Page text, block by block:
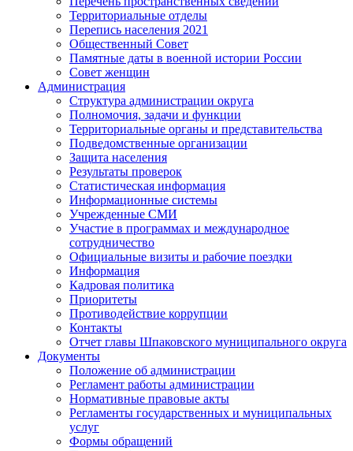
Территориальные отделы
Перепись населения 2021
Общественный Совет
Памятные даты в военной истории России
Совет женщин
Администрация
Структура администрации округа
Полномочия, задачи и функции
Территориальные органы и представительства
Подведомственные организации
Защита населения
Результаты проверок
Статистическая информация
Информационные системы
Учрежденные СМИ
Участие в программах и международное
сотрудничество
Официальные визиты и рабочие поездки
Информация
Кадровая политика
Приоритеты
Противодействие коррупции
Контакты
Отчет главы Шпаковского муниципального округа
Документы
Положение об администрации
Регламент работы администрации
Нормативные правовые акты
Регламенты государственных и муниципальных
услуг
Формы обращений